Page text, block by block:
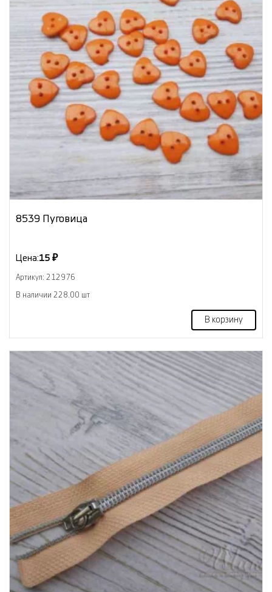
8539 Пуговица
Цена:15 ₽
Артикул: 212976
В наличии 228.00 шт
В корзину